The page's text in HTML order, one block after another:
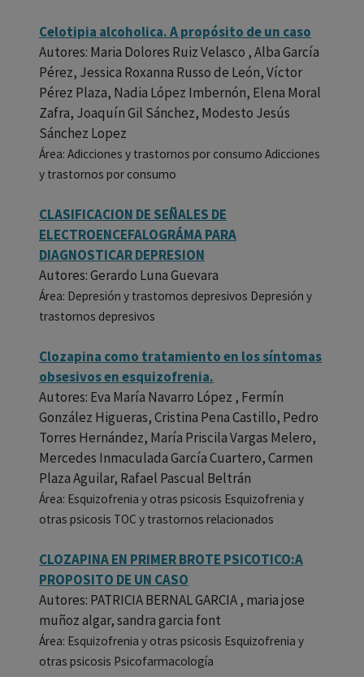
Celotipia alcoholica. A propósito de un caso
Autores: Maria Dolores Ruiz Velasco , Alba García
Pérez, Jessica Roxanna Russo de León, Víctor
Pérez Plaza, Nadia López Imbernón, Elena Moral
Zafra, Joaquín Gil Sánchez, Modesto Jesús
Sánchez Lopez
Área: Adicciones y trastornos por consumo Adicciones
y trastornos por consumo
CLASIFICACION DE SEÑALES DE
ELECTROENCEFALOGRÁMA PARA
DIAGNOSTICAR DEPRESION
Autores: Gerardo Luna Guevara
Área: Depresión y trastornos depresivos Depresión y
trastornos depresivos
Clozapina como tratamiento en los síntomas
obsesivos en esquizofrenia.
Autores: Eva María Navarro López , Fermín
González Higueras, Cristina Pena Castillo, Pedro
Torres Hernández, María Priscila Vargas Melero,
Mercedes Inmaculada García Cuartero, Carmen
Plaza Aguilar, Rafael Pascual Beltrán
Área: Esquizofrenia y otras psicosis Esquizofrenia y
otras psicosis TOC y trastornos relacionados
CLOZAPINA EN PRIMER BROTE PSICOTICO:A
PROPOSITO DE UN CASO
Autores: PATRICIA BERNAL GARCIA , maria jose
muñoz algar, sandra garcia font
Área: Esquizofrenia y otras psicosis Esquizofrenia y
otras psicosis Psicofarmacología